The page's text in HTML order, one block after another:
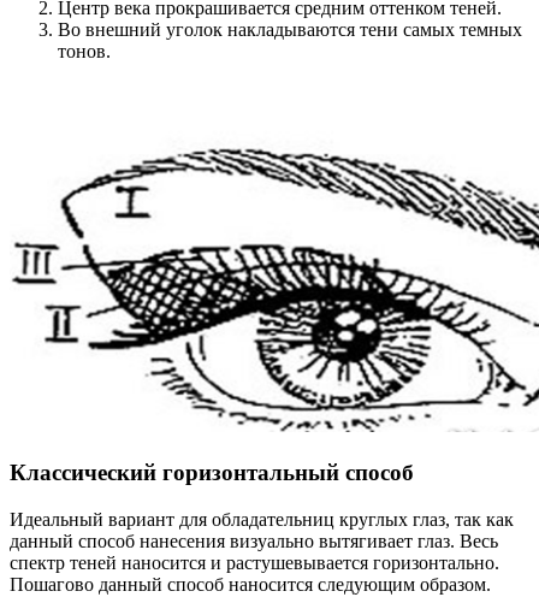
Центр века прокрашивается средним оттенком теней.
Во внешний уголок накладываются тени самых темных
тонов.
Классический горизонтальный способ
Идеальный вариант для обладательниц круглых глаз, так как
данный способ нанесения визуально вытягивает глаз. Весь
спектр теней наносится и растушевывается горизонтально.
Пошагово данный способ наносится следующим образом.